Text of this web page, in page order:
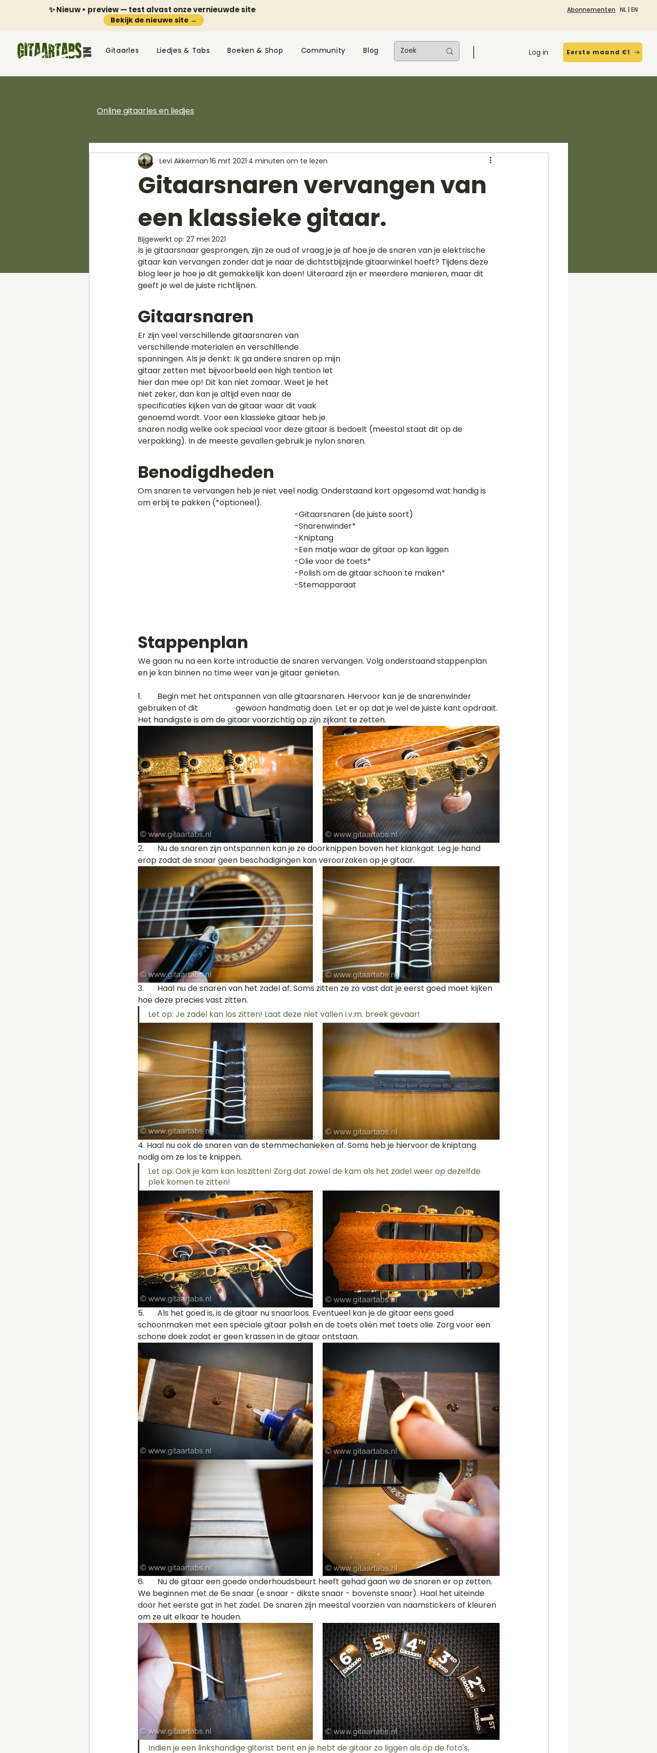
✨ Nieuw • preview — test alvast onze vernieuwde site
Bekijk de nieuwe site →
Abonnementen NL | EN
Gitaarles Liedjes & Tabs Boeken & Shop Community Blog Log in Eerste maand €1
Online gitaarles en liedjes
Gitaarsnaren vervangen van
een klassieke gitaar.
Levi Akkerman 16 mrt 2021 4 minuten om te lezen
Bijgewerkt op: 27 mei 2021
Is je gitaarsnaar gesprongen, zijn ze oud of vraag je je af hoe je de snaren van je elektrische
gitaar kan vervangen zonder dat je naar de dichtstbijzijnde gitaarwinkel hoeft? Tijdens deze
blog leer je hoe je dit gemakkelijk kan doen! Uiteraard zijn er meerdere manieren, maar dit
geeft je wel de juiste richtlijnen.
Gitaarsnaren
Er zijn veel verschillende gitaarsnaren van
verschillende materialen en verschillende
spanningen. Als je denkt: Ik ga andere snaren op mijn
gitaar zetten met bijvoorbeeld een high tention let
hier dan mee op! Dit kan niet zomaar. Weet je het
niet zeker, dan kan je altijd even naar de
specificaties kijken van de gitaar waar dit vaak
genoemd wordt. Voor een klassieke gitaar heb je
snaren nodig welke ook speciaal voor deze gitaar is bedoelt (meestal staat dit op de
verpakking). In de meeste gevallen gebruik je nylon snaren.
Benodigdheden
Om snaren te vervangen heb je niet veel nodig. Onderstaand kort opgesomd wat handig is
om erbij te pakken (*optioneel).
-Gitaarsnaren (de juiste soort)
-Snarenwinder*
-Kniptang
-Een matje waar de gitaar op kan liggen
-Olie voor de toets*
-Polish om de gitaar schoon te maken*
-Stemapparaat
Stappenplan
We gaan nu na een korte introductie de snaren vervangen. Volg onderstaand stappenplan
en je kan binnen no time weer van je gitaar genieten.
1. 	Begin met het ontspannen van alle gitaarsnaren. Hiervoor kan je de snarenwinder
gebruiken of dit		gewoon handmatig doen. Let er op dat je wel de juiste kant opdraait.
Het handigste is om de gitaar voorzichtig op zijn zijkant te zetten.
2.	Nu de snaren zijn ontspannen kan je ze doorknippen boven het klankgat. Leg je hand
erop zodat de snaar geen beschadigingen kan veroorzaken op je gitaar.
3.	Haal nu de snaren van het zadel af. Soms zitten ze zo vast dat je eerst goed moet kijken
hoe deze precies vast zitten.
Let op: Je zadel kan los zitten! Laat deze niet vallen i.v.m. breek gevaar!
4. Haal nu ook de snaren van de stemmechanieken af. Soms heb je hiervoor de kniptang
nodig om ze los te knippen.
Let op: Ook je kam kan loszitten! Zorg dat zowel de kam als het zadel weer op dezelfde
plek komen te zitten!
5.	Als het goed is, is de gitaar nu snaarloos. Eventueel kan je de gitaar eens goed
schoonmaken met een speciale gitaar polish en de toets oliën met toets olie. Zorg voor een
schone doek zodat er geen krassen in de gitaar ontstaan.
6.	Nu de gitaar een goede onderhoudsbeurt heeft gehad gaan we de snaren er op zetten.
We beginnen met de 6e snaar (e snaar - dikste snaar - bovenste snaar). Haal het uiteinde
door het eerste gat in het zadel. De snaren zijn meestal voorzien van naamstickers of kleuren
om ze uit elkaar te houden.
Indien je een linkshandige gitarist bent en je hebt de gitaar zo liggen als op de foto's,